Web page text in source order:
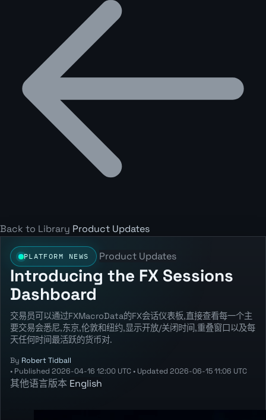
Back to Library Product Updates
PLATFORM NEWS Product Updates
Introducing the FX Sessions
Dashboard
交易员可以通过FXMacroData的FX会话仪表板,直接查看每一个主
要交易会悉尼,东京,伦敦和纽约,显示开放/关闭时间,重叠窗口以及每
天任何时间最活跃的货币对.
By Robert Tidball
• Published 2026-04-16 12:00 UTC • Updated 2026-06-15 11:06 UTC
其他语言版本 English